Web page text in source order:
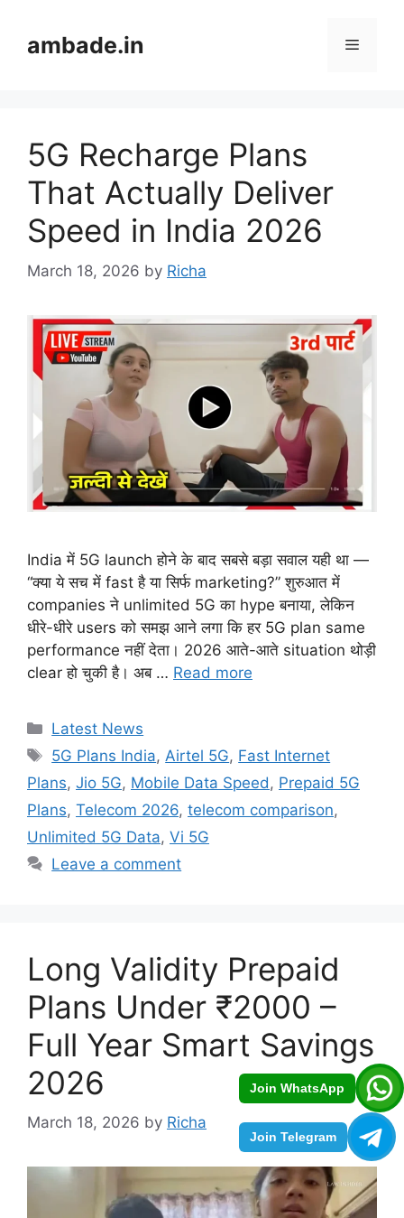
Join WhatsApp
Join Telegram
contentambade.in Menu
5G Recharge Plans
That Actually Deliver
Speed in India 2026
March 18, 2026 by Richa
India में 5G launch होने के बाद सबसे बड़ा सवाल यही था —
“क्या ये सच में fast है या सिर्फ marketing?” शुरुआत में
companies ने unlimited 5G का hype बनाया, लेकिन
धीरे-धीरे users को समझ आने लगा कि हर 5G plan same
performance नहीं देता। 2026 आते-आते situation थोड़ी
clear हो चुकी है। अब … Read more
Categories
Latest News
Tags
5G Plans India, Airtel 5G, Fast Internet
Plans, Jio 5G, Mobile Data Speed , Prepaid 5G
Plans, Telecom 2026, telecom comparison,
Unlimited 5G Data, Vi 5G
Leave a comment
Long Validity Prepaid
Plans Under ₹2000 –
Full Year Smart Savings
2026
March 18, 2026 by Richa